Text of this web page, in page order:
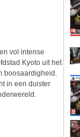
vol intense
Kyoto uit het
boosaardigheid.
in een duister